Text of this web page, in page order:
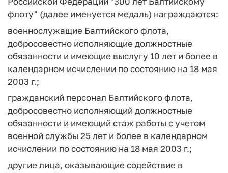
флоту" (далее именуется медаль) награждаются:
военнослужащие Балтийского флота,
добросовестно исполняющие должностные
обязанности и имеющие выслугу 10 лет и более в
календарном исчислении по состоянию на 18 мая
2003 г.;
гражданский персонал Балтийского флота,
добросовестно исполняющий должностные
обязанности и имеющий стаж работы с учетом
военной службы 25 лет и более в календарном
исчислении по состоянию на 18 мая 2003 г.;
другие лица, оказывающие содействие в